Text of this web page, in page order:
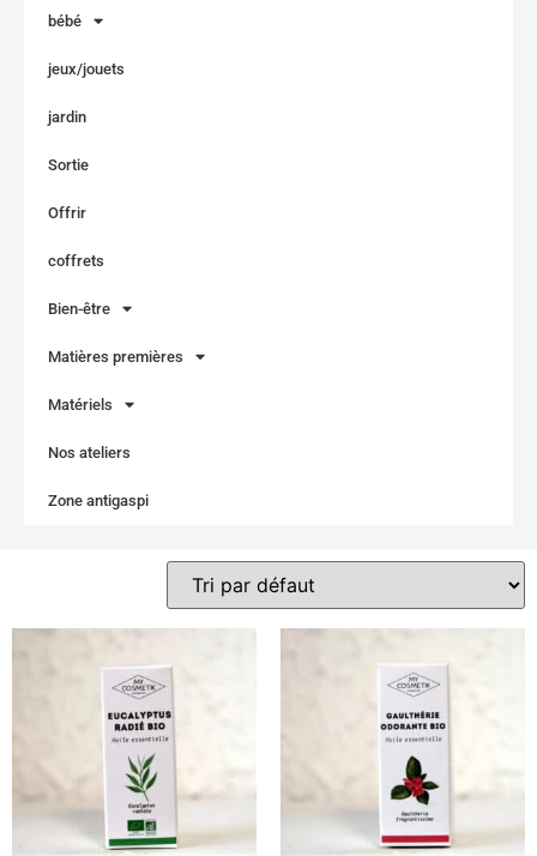
bébé
jeux/jouets
jardin
Sortie
Offrir
coffrets
Bien-être
Matières premières
Matériels
Nos ateliers
Zone antigaspi